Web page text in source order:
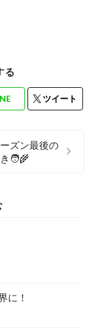
る
ツイート
ズン最後の
🧑‍🌾
に！